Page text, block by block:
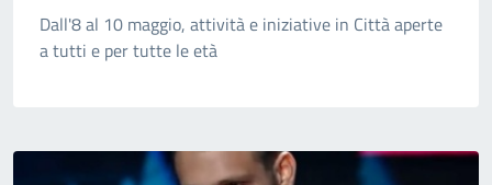
Dall'8 al 10 maggio, attività e iniziative in Città aperte
a tutti e per tutte le età